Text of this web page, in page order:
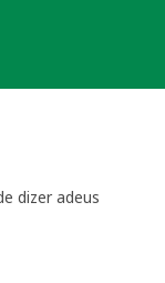
dizer adeus